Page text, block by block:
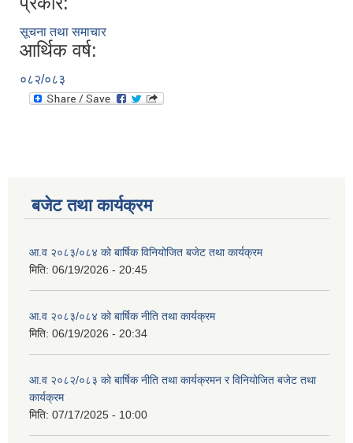
सूचना तथा समाचार
आर्थिक वर्ष:
०८२/०८३
बजेट तथा कार्यक्रम
आ.व २०८३/०८४ को बार्षिक विनियोजित बजेट तथा कार्यक्रम
मिति: 06/19/2026 - 20:45
आ.व २०८३/०८४ को बार्षिक नीति तथा कार्यक्रम
मिति: 06/19/2026 - 20:34
आ.व २०८२/०८३ को बार्षिक नीति तथा कार्यक्रमन र विनियोजित बजेट तथा
कार्यक्रम
मिति: 07/17/2025 - 10:00